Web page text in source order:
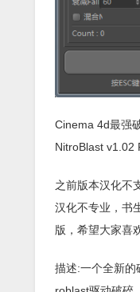
Cinema 4d最强
NitroBlast v1.02
之前版本汉化不
汉化不专业，书
版，希望大家喜
描述:一个全新的